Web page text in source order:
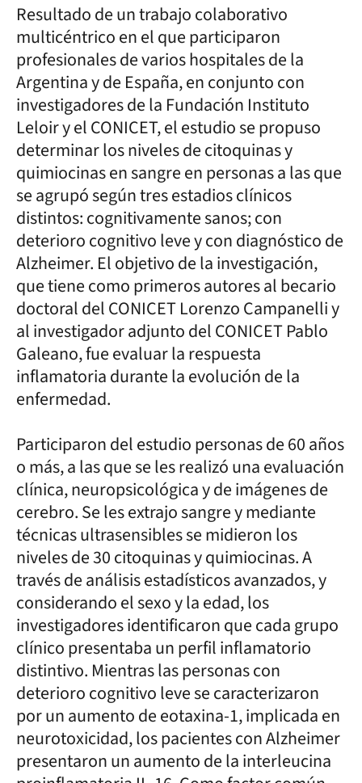
Resultado de un trabajo colaborativo
multicéntrico en el que participaron
profesionales de varios hospitales de la
Argentina y de España, en conjunto con
investigadores de la Fundación Instituto
Leloir y el CONICET, el estudio se propuso
determinar los niveles de citoquinas y
quimiocinas en sangre en personas a las que
se agrupó según tres estadios clínicos
distintos: cognitivamente sanos; con
deterioro cognitivo leve y con diagnóstico de
Alzheimer. El objetivo de la investigación,
que tiene como primeros autores al becario
doctoral del CONICET Lorenzo Campanelli y
al investigador adjunto del CONICET Pablo
Galeano, fue evaluar la respuesta
inflamatoria durante la evolución de la
enfermedad.
Participaron del estudio personas de 60 años
o más, a las que se les realizó una evaluación
clínica, neuropsicológica y de imágenes de
cerebro. Se les extrajo sangre y mediante
técnicas ultrasensibles se midieron los
niveles de 30 citoquinas y quimiocinas. A
través de análisis estadísticos avanzados, y
considerando el sexo y la edad, los
investigadores identificaron que cada grupo
clínico presentaba un perfil inflamatorio
distintivo. Mientras las personas con
deterioro cognitivo leve se caracterizaron
por un aumento de eotaxina-1, implicada en
neurotoxicidad, los pacientes con Alzheimer
presentaron un aumento de la interleucina